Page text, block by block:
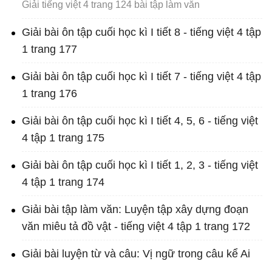
Giải tiếng việt 4 trang 124 bài tập làm văn
Giải bài ôn tập cuối học kì I tiết 8 - tiếng việt 4 tập
1 trang 177
Giải bài ôn tập cuối học kì I tiết 7 - tiếng việt 4 tập
1 trang 176
Giải bài ôn tập cuối học kì I tiết 4, 5, 6 - tiếng việt
4 tập 1 trang 175
Giải bài ôn tập cuối học kì I tiết 1, 2, 3 - tiếng việt
4 tập 1 trang 174
Giải bài tập làm văn: Luyện tập xây dựng đoạn
văn miêu tả đồ vật - tiếng việt 4 tập 1 trang 172
Giải bài luyện từ và câu: Vị ngữ trong câu kể Ai